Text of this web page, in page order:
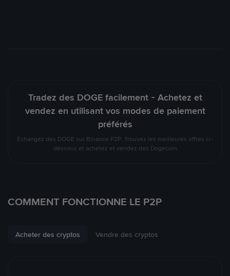
Tradez des DOGE facilement - Achetez et
vendez en utilisant vos modes de paiement
préférés
Échangez des DOGE sur Binance P2P. Trouvez les meilleures offres ci-
dessous et achetez et vendez des Dogecoin
COMMENT FONCTIONNE LE P2P
Acheter des cryptos Vendre des cryptos